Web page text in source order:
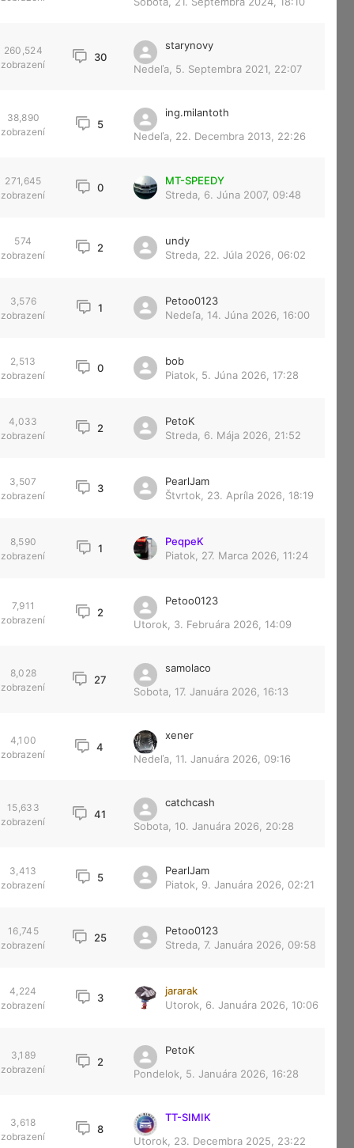
260,524
zobrazení
30
starynovy
Nedeľa, 5. Septembra 2021, 22:07
38,890
zobrazení
5
ing.milantoth
Nedeľa, 22. Decembra 2013, 22:26
271,645
zobrazení
0
MT-SPEEDY
Streda, 6. Júna 2007, 09:48
574
zobrazení
2
undy
Streda, 22. Júla 2026, 06:02
3,576
zobrazení
1
Petoo0123
Nedeľa, 14. Júna 2026, 16:00
2,513
zobrazení
0
bob
Piatok, 5. Júna 2026, 17:28
4,033
zobrazení
2
PetoK
Streda, 6. Mája 2026, 21:52
3,507
zobrazení
3
PearlJam
Štvrtok, 23. Apríla 2026, 18:19
8,590
zobrazení
1
PeqpeK
Piatok, 27. Marca 2026, 11:24
7,911
zobrazení
2
Petoo0123
Utorok, 3. Februára 2026, 14:09
8,028
zobrazení
27
samolaco
Sobota, 17. Januára 2026, 16:13
4,100
zobrazení
4
xener
Nedeľa, 11. Januára 2026, 09:16
15,633
zobrazení
41
catchcash
Sobota, 10. Januára 2026, 20:28
3,413
zobrazení
5
PearlJam
Piatok, 9. Januára 2026, 02:21
16,745
zobrazení
25
Petoo0123
Streda, 7. Januára 2026, 09:58
4,224
zobrazení
3
jararak
Utorok, 6. Januára 2026, 10:06
3,189
zobrazení
2
PetoK
Pondelok, 5. Januára 2026, 16:28
3,618
zobrazení
8
TT-SIMIK
Utorok, 23. Decembra 2025, 23:22